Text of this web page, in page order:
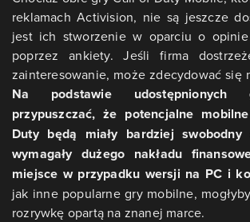
reklamach Activision, nie są jeszcze
jest ich stworzenie w oparciu o
poprzez ankiety. Jeśli firma
zainteresowanie, może zdecydować się
Na podstawie udostępnionych
przypuszczać, że potencjalne
Duty będą miały bardziej
wymagały dużego nakładu
miejsce w przypadku wersji na PC i
jak inne popularne gry mobilne,
rozrywkę opartą na znanej marce.